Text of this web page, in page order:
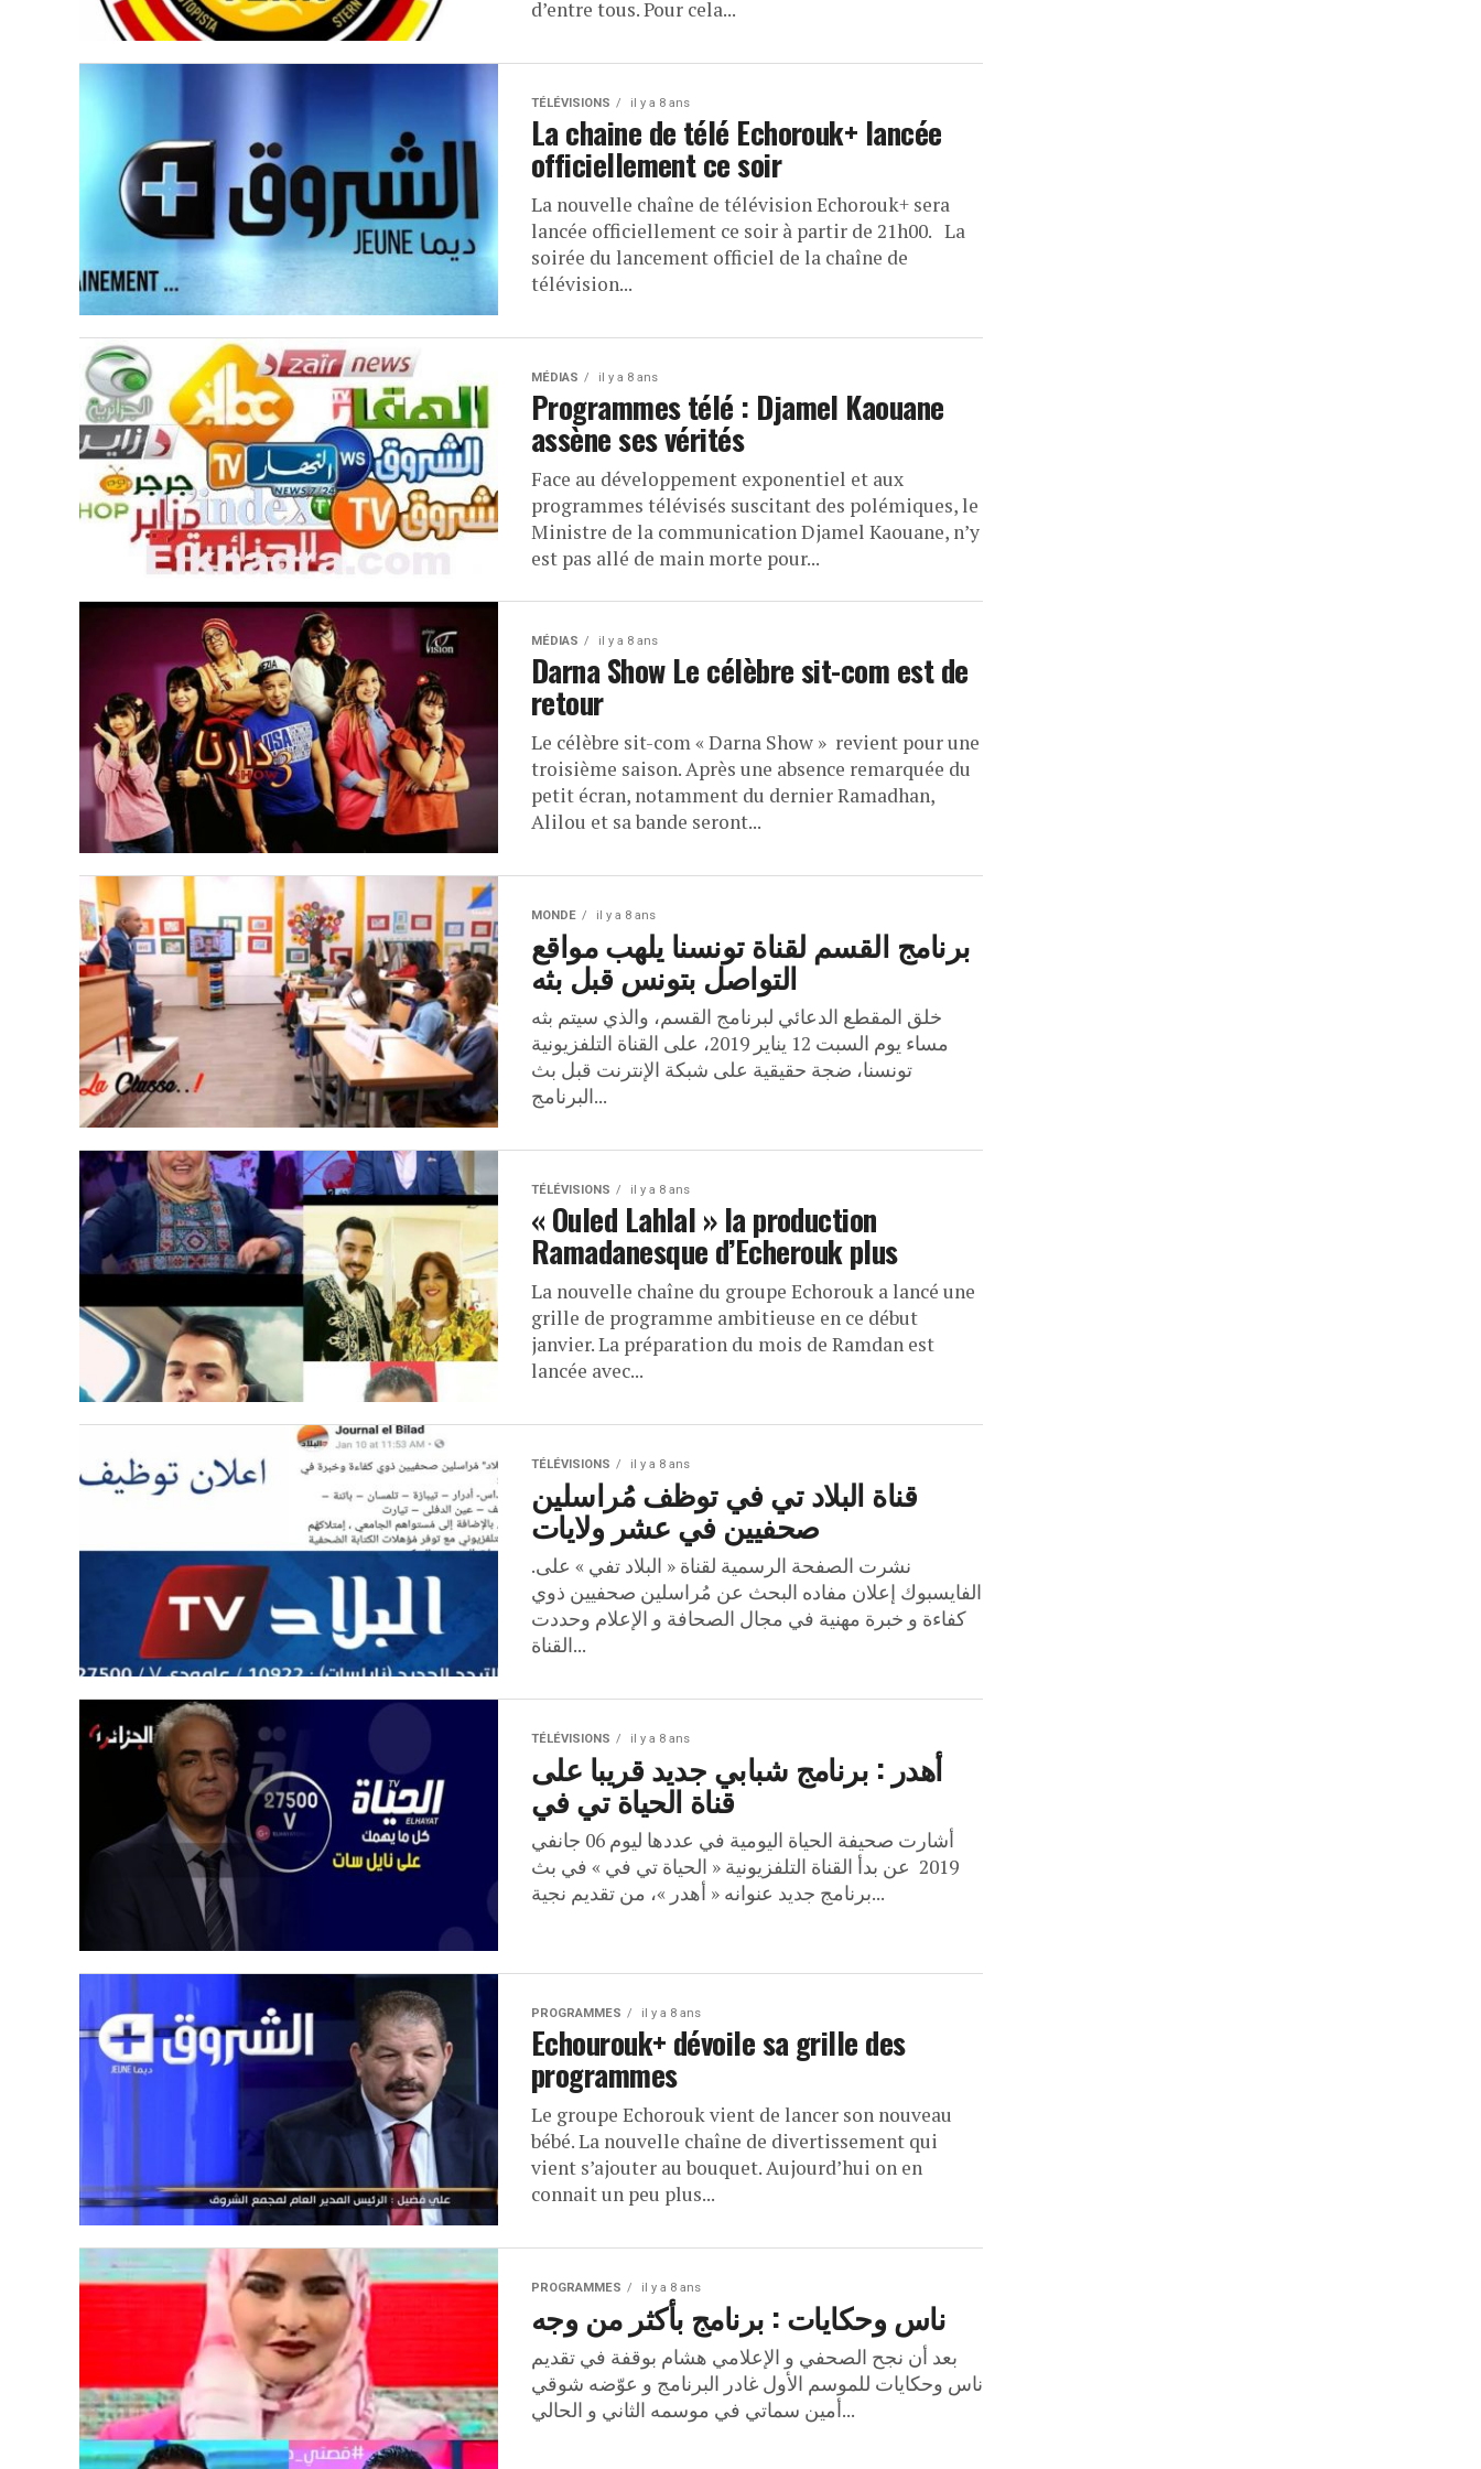
d’entre tous. Pour cela...
TÉLÉVISIONS il y a 8 ans
La chaine de télé Echorouk+ lancée
officiellement ce soir
La nouvelle chaîne de télévision Echorouk+ sera
lancée officiellement ce soir à partir de 21h00. La
soirée du lancement officiel de la chaîne de
télévision...
MÉDIAS il y a 8 ans
Programmes télé : Djamel Kaouane
assène ses vérités
Face au développement exponentiel et aux
programmes télévisés suscitant des polémiques, le
Ministre de la communication Djamel Kaouane, n’y
est pas allé de main morte pour...
MÉDIAS il y a 8 ans
Darna Show Le célèbre sit-com est de
retour
Le célèbre sit-com « Darna Show » revient pour une
troisième saison. Après une absence remarquée du
petit écran, notamment du dernier Ramadhan,
Alilou et sa bande seront...
MONDE il y a 8 ans
برنامج القسم لقناة تونسنا يلهب مواقع
التواصل بتونس قبل بثه
خلق المقطع الدعائي لبرنامج القسم، والذي سيتم بثه
مساء يوم السبت 12 يناير 2019، على القناة التلفزيونية
تونسنا، ضجة حقيقية على شبكة الإنترنت قبل بث
البرنامج...
TÉLÉVISIONS il y a 8 ans
« Ouled Lahlal » la production
Ramadanesque d’Echerouk plus
La nouvelle chaîne du groupe Echorouk a lancé une
grille de programme ambitieuse en ce début
janvier. La préparation du mois de Ramdan est
lancée avec...
TÉLÉVISIONS il y a 8 ans
قناة البلاد تي في توظف مُراسلين
صحفيين في عشر ولايات
.نشرت الصفحة الرسمية لقناة « البلاد تفي » على
الفايسبوك إعلان مفاده البحث عن مُراسلين صحفيين ذوي
كفاءة و خبرة مهنية في مجال الصحافة و الإعلام وحددت
القناة...
TÉLÉVISIONS il y a 8 ans
أهدر : برنامج شبابي جديد قريبا على
قناة الحياة تي في
أشارت صحيفة الحياة اليومية في عددها ليوم 06 جانفي
2019 عن بدأ القناة التلفزيونية « الحياة تي في » في بث
برنامج جديد عنوانه « أهدر »، من تقديم نجية...
PROGRAMMES il y a 8 ans
Echourouk+ dévoile sa grille des
programmes
Le groupe Echorouk vient de lancer son nouveau
bébé. La nouvelle chaîne de divertissement qui
vient s’ajouter au bouquet. Aujourd’hui on en
connait un peu plus...
PROGRAMMES il y a 8 ans
ناس وحكايات : برنامج بأكثر من وجه
بعد أن نجح الصحفي و الإعلامي هشام بوقفة في تقديم
ناس وحكايات للموسم الأول غادر البرنامج و عوّضه شوقي
أمين سماتي في موسمه الثاني و الحالي...